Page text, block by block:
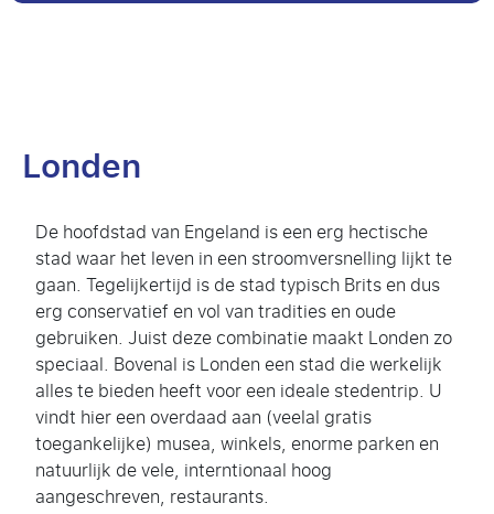
Londen
De hoofdstad van Engeland is een erg hectische
stad waar het leven in een stroomversnelling lijkt te
gaan. Tegelijkertijd is de stad typisch Brits en dus
erg conservatief en vol van tradities en oude
gebruiken. Juist deze combinatie maakt Londen zo
speciaal. Bovenal is Londen een stad die werkelijk
alles te bieden heeft voor een ideale stedentrip. U
vindt hier een overdaad aan (veelal gratis
toegankelijke) musea, winkels, enorme parken en
natuurlijk de vele, interntionaal hoog
aangeschreven, restaurants.